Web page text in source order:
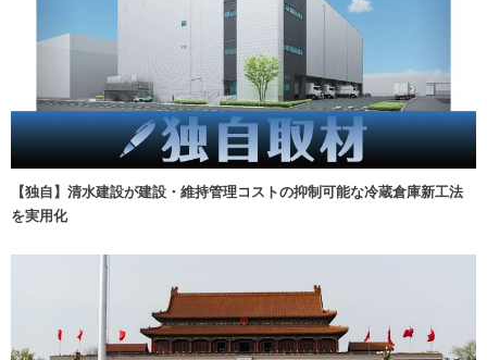
【独自】清水建設が建設・維持管理コストの抑制可能な冷蔵倉庫新工法
を実用化